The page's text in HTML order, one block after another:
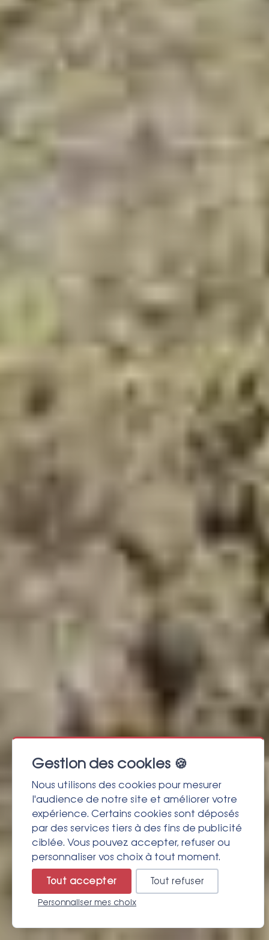
Gestion des cookies 🍪
Nous utilisons des cookies pour mesurer
l'audience de notre site et améliorer votre
expérience. Certains cookies sont déposés
par des services tiers à des fins de publicité
ciblée. Vous pouvez accepter, refuser ou
personnaliser vos choix à tout moment.
Tout accepter Tout refuser
Personnaliser mes choix